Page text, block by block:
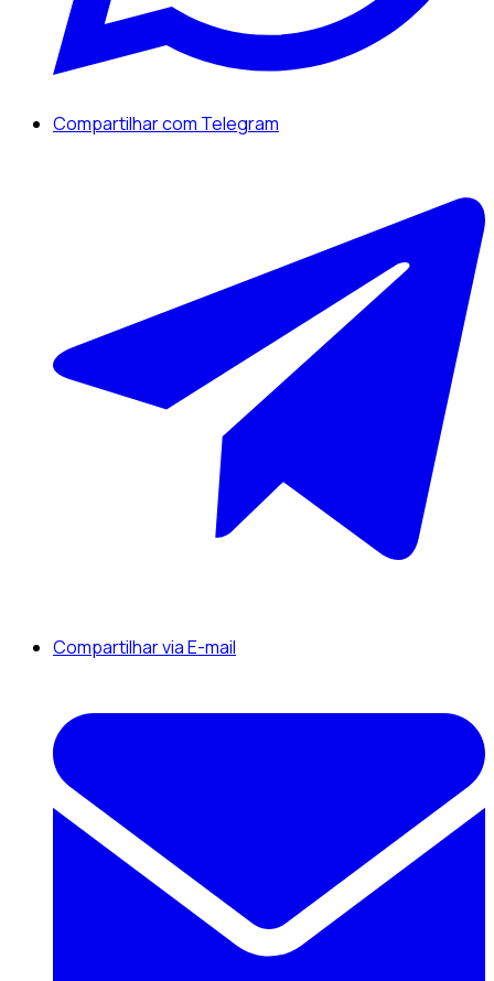
Compartilhar com Telegram
Compartilhar via E-mail